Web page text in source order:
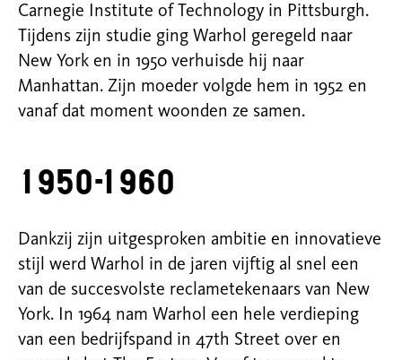
Carnegie Institute of Technology in Pittsburgh.
Tijdens zijn studie ging Warhol geregeld naar
New York en in 1950 verhuisde hij naar
Manhattan. Zijn moeder volgde hem in 1952 en
vanaf dat moment woonden ze samen.
1950-1960
Dankzij zijn uitgesproken ambitie en innovatieve
stijl werd Warhol in de jaren vijftig al snel een
van de succesvolste reclametekenaars van New
York. In 1964 nam Warhol een hele verdieping
van een bedrijfspand in 47th Street over en